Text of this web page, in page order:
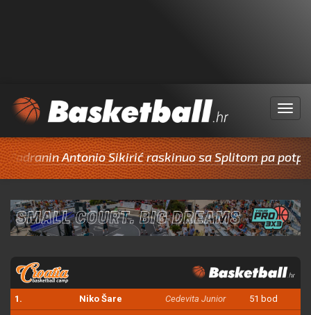
Menu
Antonio Sikirić raskinuo sa Splitom pa potpisao za
1. Niko Šare Cedevita Junior 51 bod